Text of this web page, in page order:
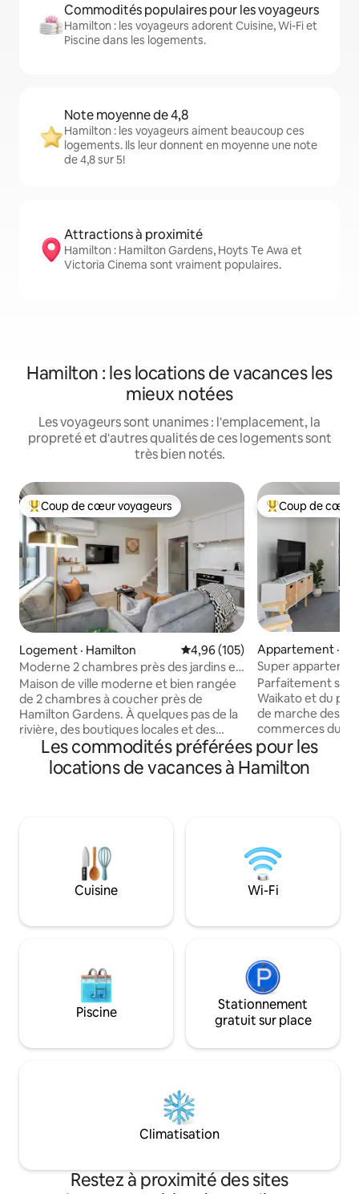
Commodités populaires pour les voyageurs
Hamilton : les voyageurs adorent Cuisine, Wi-Fi et
Piscine dans les logements.
Note moyenne de 4,8
Hamilton : les voyageurs aiment beaucoup ces
logements. Ils leur donnent en moyenne une note
de 4,8 sur 5!
Attractions à proximité
Hamilton : Hamilton Gardens, Hoyts Te Awa et
Victoria Cinema sont vraiment populaires.
Hamilton : les locations de vacances les
mieux notées
Les voyageurs sont unanimes : l'emplacement, la
propreté et d'autres qualités de ces logements sont
très bien notés.
Coup de cœur voyageurs parmi les plus aimés
Coup de cœur voyageurs
Logement · Hamilton Note moyenne de 4,96 sur 5,
4,96 (105)
Moderne 2 chambres près des jardins et
cafés
Maison de ville moderne et bien rangée
de 2 chambres à coucher près de
Hamilton Gardens. À quelques pas de la
rivière, des boutiques locales et des
meilleurs cafés et restaurants de
Hamilton East. Située à seulement 2 km
du centre-ville, cette base propre et
attenantes - Deux lits king size -
Téléviseurs intelligents Samsung 4K
dans chaque pièce - Chauffage et
climatisation dans chaque pièce - Lave-
hors rue - Chargeur universel pour
Coup de cœur
Coup de cœur
Appartement ·
de Hamilton
Super
stades et de la
Parfaitement
Waikato et du
de marche des
commerces du
supermarché
méditerranéen et
bloc. Notre
convertible pour
supplémentaires
spacieuse avec lave-
balcon abrité
place pour un
Les commodités préférées pour les
locations de vacances à Hamilton
Cuisine Wi-Fi
Piscine
Stationnement
gratuit sur place
Climatisation
Restez à proximité des sites